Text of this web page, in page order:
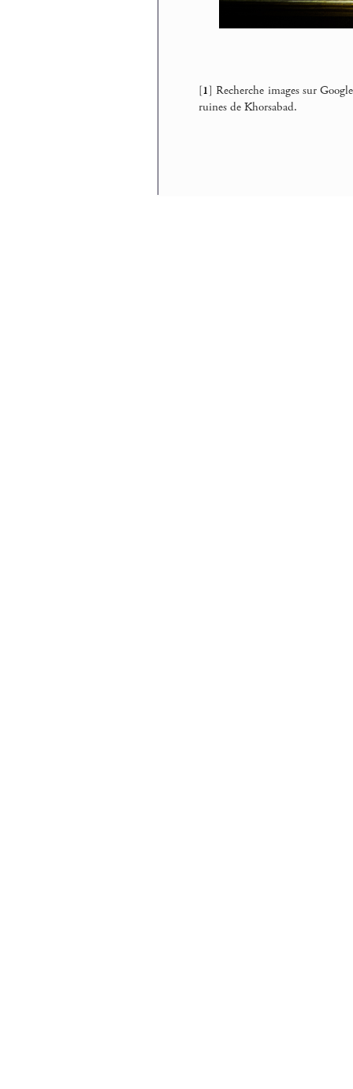
[1]Recherche images sur
ruines de Khorsabad.